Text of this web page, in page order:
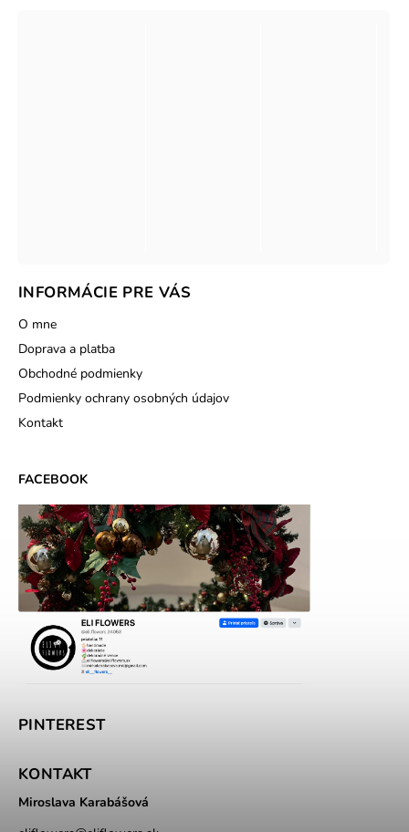
INFORMÁCIE PRE VÁS
O mne
Doprava a platba
Obchodné podmienky
Podmienky ochrany osobných údajov
Kontakt
FACEBOOK
PINTEREST
KONTAKT
Miroslava Karabášová